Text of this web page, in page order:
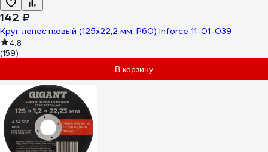
142 ₽
Круг лепестковый (125х22,2 мм; P60) Inforce 11-01-039
4.8
(159)
В корзину